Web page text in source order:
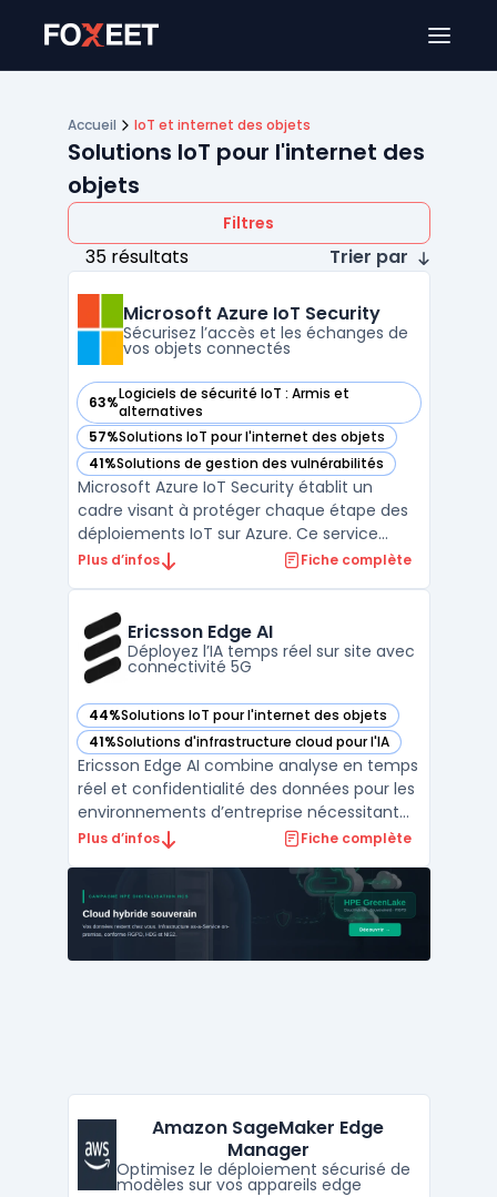
Accueil IoT et internet des objets
Solutions IoT pour l'internet des
objets
Filtres
35 résultats Trier par
Microsoft Azure IoT Security
Sécurisez l’accès et les échanges de
vos objets connectés
63%Logiciels de sécurité IoT : Armis et
alternatives
— voir Microsoft Azure IoT Security dans cette catégorie
57%Solutions IoT pour l'internet des objets
— voir Microsoft Azure IoT Security dans cette catégorie
41%Solutions de gestion des vulnérabilités
— voir Microsoft Azure IoT Security dans cette catégorie
Microsoft Azure IoT Security établit un
cadre visant à protéger chaque étape des
déploiements IoT sur Azure. Ce service
s’attache à sécuriser les interactions entre
pesant sur les réseaux industriels et du
développement de ...
Plus d’infos Fiche complète
Ericsson Edge AI
Déployez l’IA temps réel sur site avec
connectivité 5G
44%Solutions IoT pour l'internet des objets
— voir Ericsson Edge AI dans cette catégorie
41%Solutions d'infrastructure cloud pour l'IA
— voir Ericsson Edge AI dans cette catégorie
Ericsson Edge AI combine analyse en temps
réel et confidentialité des données pour les
environnements d’entreprise nécessitant
un traitement local. Le produit cible la
des volumes importants de données sur
site, sans dépendre d’infrastructures cloud
publiq ...
Plus d’infos Fiche complète
Amazon SageMaker Edge
Manager
Optimisez le déploiement sécurisé de
modèles sur vos appareils edge